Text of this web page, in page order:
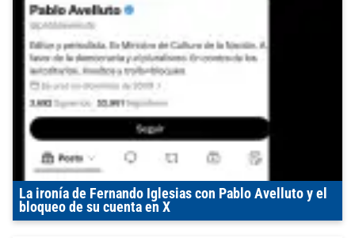
La ironía de Fernando Iglesias con Pablo Avelluto y el
bloqueo de su cuenta en X